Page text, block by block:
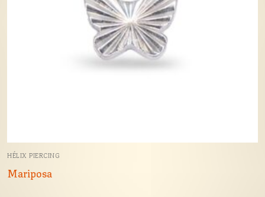
HÉLIX PIERCING
Mariposa